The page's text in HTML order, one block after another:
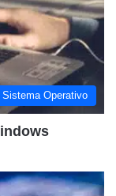
Sistema Operativo